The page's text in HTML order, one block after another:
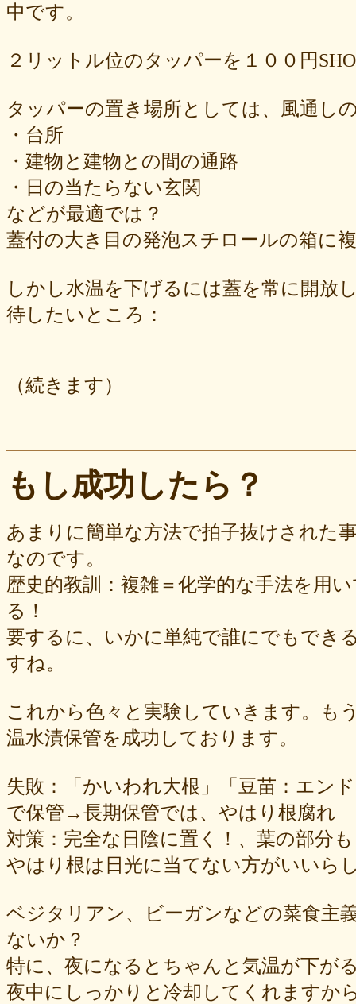
中です。
２リットル位のタッパーを１００円
タッパーの置き場所としては、風通し
・台所
・建物と建物との間の通路
・日の当たらない玄関
などが最適では？
蓋付の大き目の発泡スチロールの箱に
しかし水温を下げるには蓋を常に開放
待したいところ：
（続きます）
もし成功したら？
あまりに簡単な方法で拍子抜けされた
なのです。
歴史的教訓：複雑＝化学的な手法を用
る！
要するに、いかに単純で誰にでもでき
すね。
これから色々と実験していきます。も
温水漬保管を成功しております。
失敗：「かいわれ大根」「豆苗：エン
で保管→長期保管では、やはり根腐れ
対策：完全な日陰に置く！、葉の部分
やはり根は日光に当てない方がいいら
ベジタリアン、ビーガンなどの菜食主
ないか？
特に、夜になるとちゃんと気温が下が
夜中にしっかりと冷却してくれますか